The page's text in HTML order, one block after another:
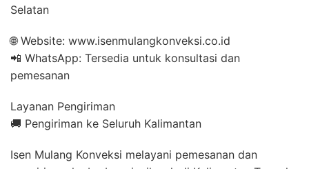
Selatan
🌐 Website: www.isenmulangkonveksi.co.id
📲 WhatsApp: Tersedia untuk konsultasi dan
pemesanan
Layanan Pengiriman
🚚 Pengiriman ke Seluruh Kalimantan
Isen Mulang Konveksi melayani pemesanan dan